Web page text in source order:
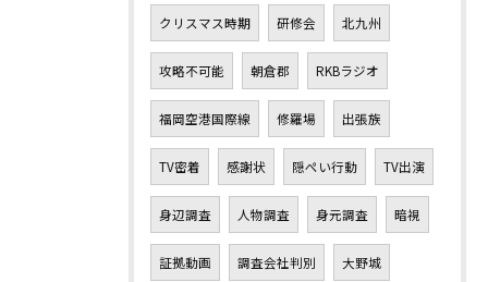
クリスマス時期 研修会 北九州
攻略不可能 朝倉郡 RKBラジオ
福岡空港国際線 修羅場 出張族
TV密着 感謝状 隠ぺい行動 TV出演
身辺調査 人物調査 身元調査 暗視
証拠動画 調査会社判別 大野城